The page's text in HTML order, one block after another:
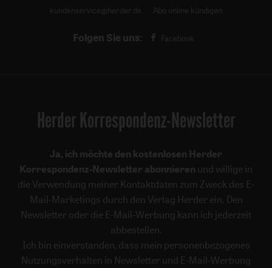
kundenservice@herder.de Abo online kündigen
Folgen Sie uns: Facebook
Herder Korrespondenz-Newsletter
Ja, ich möchte den kostenlosen Herder
Korrespondenz-Newsletter abonnieren und willige in
die Verwendung meiner Kontaktdaten zum Zweck des E-
Mail-Marketings durch den Verlag Herder ein. Den
Newsletter oder die E-Mail-Werbung kann ich jederzeit
abbestellen.
Ich bin einverstanden, dass mein personenbezogenes
Nutzungsverhalten in Newsletter und E-Mail-Werbung